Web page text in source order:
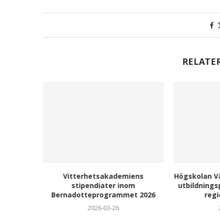
Vitterhetsakademiens
stipendiater inom
Bernadotteprogrammet 2026
2026-03-26
Högskolan